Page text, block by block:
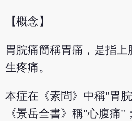
【概念】
胃脘痛簡稱胃痛，是指上
生疼痛。
本症在《素問》中稱"胃
《景岳全書》稱"心腹痛"